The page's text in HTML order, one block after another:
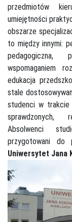
przedmiotów
umiejętności
obszarze
to między innymi:
pedagogiczna,
wspomaganiem
edukacja
stale
studenci w trakcie
sprawdzonych,
Absolwenci
przygotowani do
Uniwersytet Jana